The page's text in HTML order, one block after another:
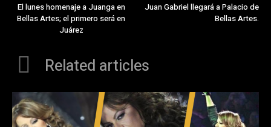
El lunes homenaje a Juanga en
Bellas Artes; el primero será en
Juárez
Juan Gabriel llegará a Palacio de
Bellas Artes.
Related articles